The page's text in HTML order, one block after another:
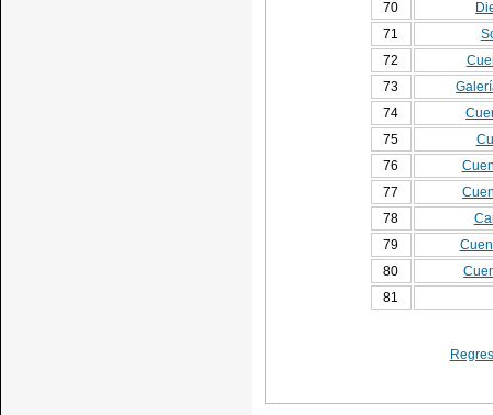
70
71
72
73
74
75
76
77
78
79
80
81